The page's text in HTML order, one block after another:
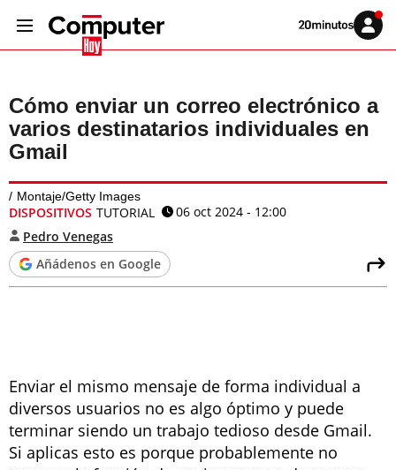
Volver
Iniciar
sesión
Cómo enviar un correo electrónico a
varios destinatarios individuales en
Gmail
Montaje/Getty Images
DISPOSITIVOS TUTORIAL
06 oct 2024 - 12:00
Pedro Venegas
Añádenos en Google
Enviar el mismo mensaje de forma individual a
diversos usuarios no es algo óptimo y puede
terminar siendo un trabajo tedioso desde Gmail.
Si aplicas esto es porque probablemente no